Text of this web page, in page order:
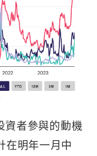
資者參與的動機
在明年一月中